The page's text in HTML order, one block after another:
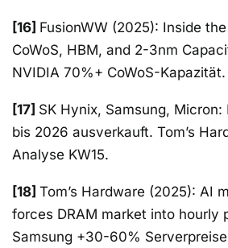
[16] FusionWW (2025): Inside
CoWoS, HBM, and 2-3nm
NVIDIA 70%+ CoWoS-Kapazität.
[17] SK Hynix, Samsung,
bis 2026 ausverkauft. Tom’s
Analyse KW15.
[18] Tom’s Hardware (2025): AI
forces DRAM market into hourly
Samsung +30-60%